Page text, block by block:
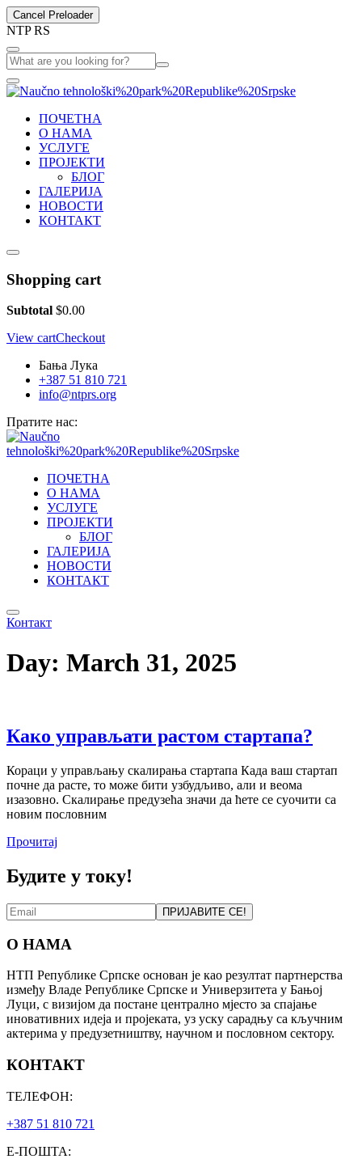
Cancel Preloader
NTP RS
ПОЧЕТНА
О НАМА
УСЛУГЕ
ПРОЈЕКТИ
БЛОГ
ГАЛЕРИЈА
НОВОСТИ
КОНТАКТ
Shopping cart
Subtotal $0.00
View cartCheckout
Бања Лука
+387 51 810 721
info@ntprs.org
Пратите нас:
ПОЧЕТНА
О НАМА
УСЛУГЕ
ПРОЈЕКТИ
БЛОГ
ГАЛЕРИЈА
НОВОСТИ
КОНТАКТ
Контакт
Day: March 31, 2025
Како управљати растом стартапа?
Кораци у управљању скалирања стартапа Када ваш стартап
почне да расте, то може бити узбудљиво, али и веома
изазовно. Скалирање предузећа значи да ћете се суочити са
новим пословним
Прочитај
Будите у току!
ПРИЈАВИТЕ СЕ!
О НАМА
НТП Републике Српске основан је као резултат партнерства
између Владе Републике Српске и Универзитета у Бањој
Луци, с визијом да постане централно мјесто за спајање
иновативних идеја и пројеката, уз уску сарадњу са кључним
актерима у предузетништву, научном и пословном сектору.
КОНТАКТ
ТЕЛЕФОН:
+387 51 810 721
Е-ПОШТА: